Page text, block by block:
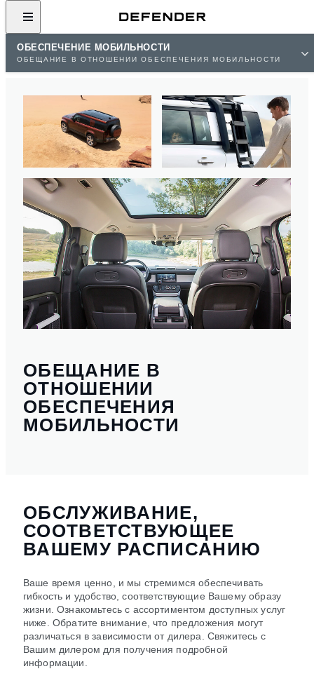
ОБЕСПЕЧЕНИЕ МОБИЛЬНОСТИ
ОБЕЩАНИЕ В ОТНОШЕНИИ ОБЕСПЕЧЕНИЯ МОБИЛЬНОСТИ
ОБЕЩАНИЕ В
ОТНОШЕНИИ
ОБЕСПЕЧЕНИЯ
МОБИЛЬНОСТИ
ОБСЛУЖИВАНИЕ,
СООТВЕТСТВУЮЩЕЕ
ВАШЕМУ РАСПИСАНИЮ
Ваше время ценно, и мы стремимся обеспечивать
гибкость и удобство, соответствующие Вашему образу
жизни. Ознакомьтесь с ассортиментом доступных услуг
ниже. Обратите внимание, что предложения могут
различаться в зависимости от дилера. Свяжитесь с
Вашим дилером для получения подробной
информации.